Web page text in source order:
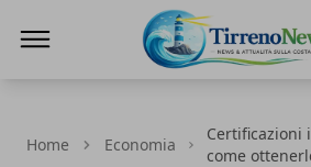
Home Economia
Certificazioni
come